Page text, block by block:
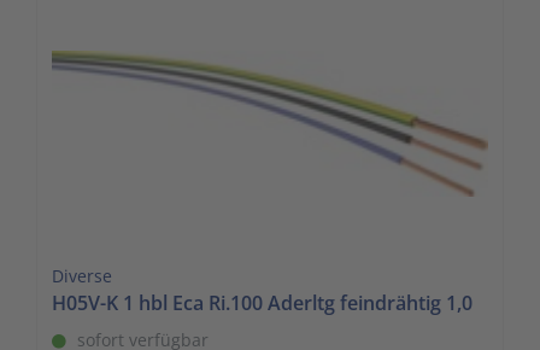
Diverse
H05V-K 1 hbl Eca Ri.100 Aderltg feindrähtig 1,0
sofort verfügbar